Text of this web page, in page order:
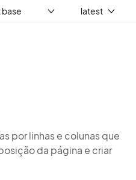
por linhas e colunas que
da página e criar